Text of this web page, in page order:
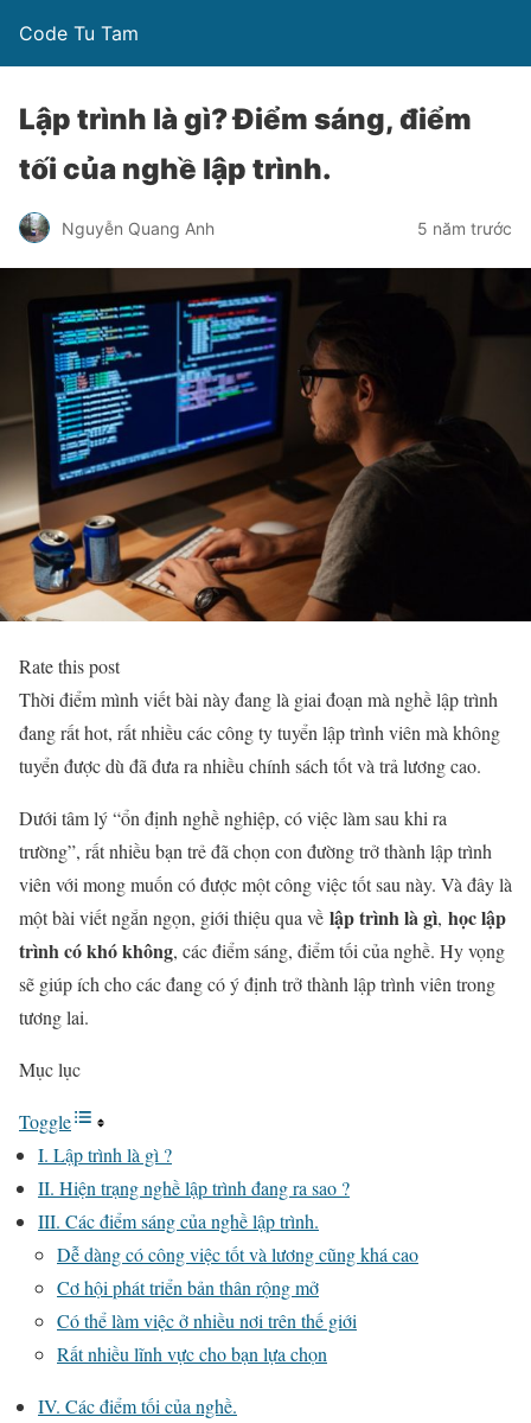
Code Tu Tam
Lập trình là gì? Điểm sáng, điểm
tối của nghề lập trình.
Nguyễn Quang Anh 5 năm trước
Rate this post
Thời điểm mình viết bài này đang là giai đoạn mà nghề lập trình
đang rất hot, rất nhiều các công ty tuyển lập trình viên mà không
tuyển được dù đã đưa ra nhiều chính sách tốt và trả lương cao.
Dưới tâm lý “ổn định nghề nghiệp, có việc làm sau khi ra
trường”, rất nhiều bạn trẻ đã chọn con đường trở thành lập trình
viên với mong muốn có được một công việc tốt sau này. Và đây là
một bài viết ngắn ngọn, giới thiệu qua về lập trình là gì, học lập
trình có khó không, các điểm sáng, điểm tối của nghề. Hy vọng
sẽ giúp ích cho các đang có ý định trở thành lập trình viên trong
tương lai.
Mục lục
Toggle
I. Lập trình là gì ?
II. Hiện trạng nghề lập trình đang ra sao ?
III. Các điểm sáng của nghề lập trình.
Dễ dàng có công việc tốt và lương cũng khá cao
Cơ hội phát triển bản thân rộng mở
Có thể làm việc ở nhiều nơi trên thế giới
Rất nhiều lĩnh vực cho bạn lựa chọn
IV. Các điểm tối của nghề.